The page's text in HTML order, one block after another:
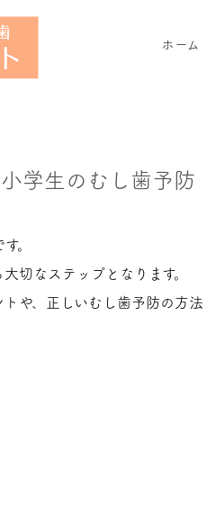
ホーム
小学生のむし歯予防
。
切なステップとなります。
や、正しいむし歯予防の方法